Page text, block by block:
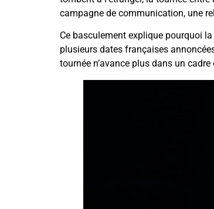
campagne de communication, une
Ce basculement explique pourquoi
plusieurs dates françaises
tournée n’avance plus dans un